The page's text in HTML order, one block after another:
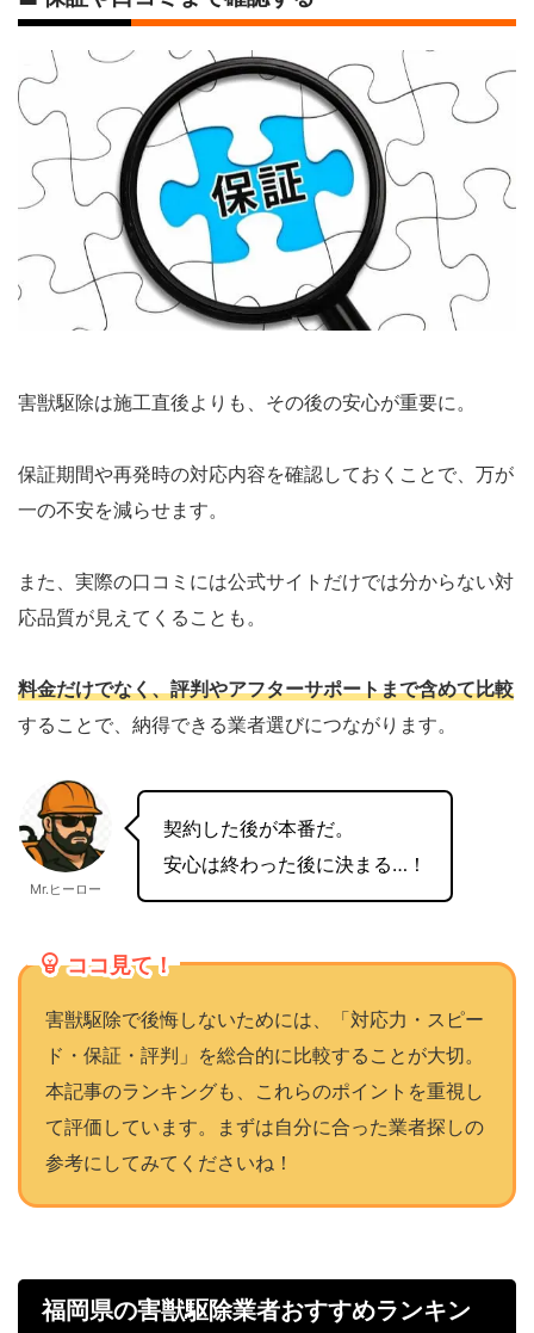
害獣駆除は施工直後よりも、その後の安心が重要に。
保証期間や再発時の対応内容を確認しておくことで、万が
一の不安を減らせます。
また、実際の口コミには公式サイトだけでは分からない対
応品質が見えてくることも。
料金だけでなく、評判やアフターサポートまで含めて比較
することで、納得できる業者選びにつながります。
Mr.ヒーロー
契約した後が本番だ。
安心は終わった後に決まる…！
ココ見て！
害獣駆除で後悔しないためには、「対応力・スピー
ド・保証・評判」を総合的に比較することが大切。
本記事のランキングも、これらのポイントを重視し
て評価しています。まずは自分に合った業者探しの
参考にしてみてくださいね！
福岡県の害獣駆除業者おすすめランキン